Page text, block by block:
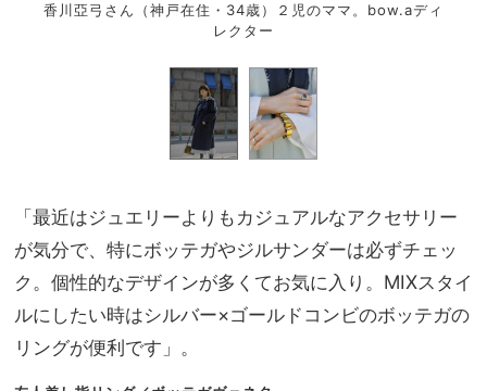
香川亞弓さん（神戸在住・34歳）２児のママ。bow.aディ
レクター
「最近はジュエリーよりもカジュアルなアクセサリー
が気分で、特にボッテガやジルサンダーは必ずチェッ
ク。個性的なデザインが多くてお気に入り。MIXスタイ
ルにしたい時はシルバー×ゴールドコンビのボッテガの
リングが便利です」。